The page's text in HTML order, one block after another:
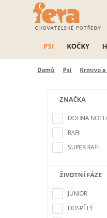
CHOVATELSKÉ POTŘEBY
PSI KOČKY
Domů Psi Krmivo
ZNAČKA
kritéria výběru
DOLINA
RAFI
SUPER RAFI
ŽIVOTNÍ FÁZE
kritéria výběru
JUNIOR
DOSPĚLÝ